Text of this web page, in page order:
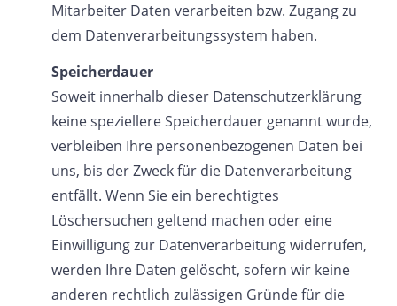
Mitarbeiter Daten verarbeiten bzw. Zugang zu
dem Datenverarbeitungssystem haben.
Speicherdauer
Soweit innerhalb dieser Datenschutzerklärung
keine speziellere Speicherdauer genannt wurde,
verbleiben Ihre personenbezogenen Daten bei
uns, bis der Zweck für die Datenverarbeitung
entfällt. Wenn Sie ein berechtigtes
Löschersuchen geltend machen oder eine
Einwilligung zur Datenverarbeitung widerrufen,
werden Ihre Daten gelöscht, sofern wir keine
anderen rechtlich zulässigen Gründe für die